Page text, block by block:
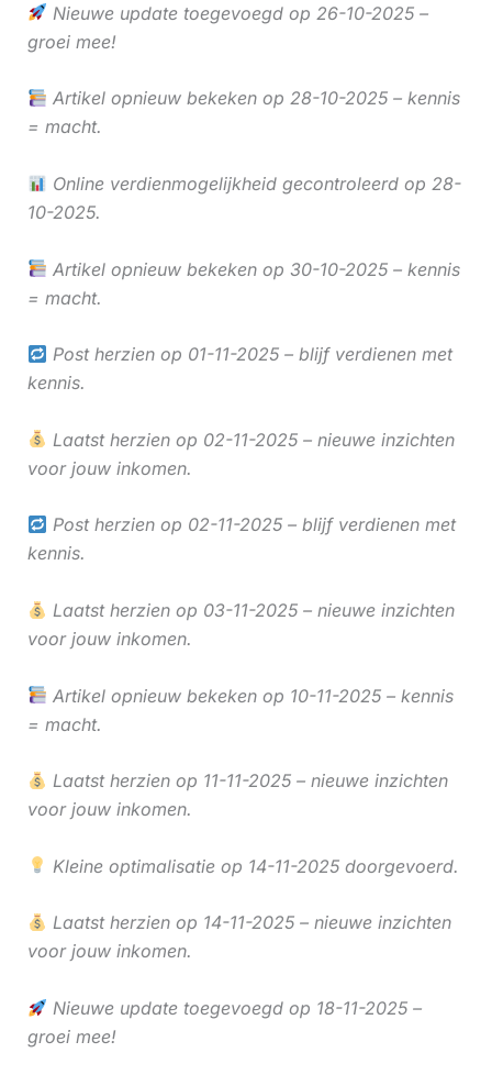
Nieuwe update toegevoegd op 26-10-2025 –
groei mee!
Artikel opnieuw bekeken op 28-10-2025 – kennis
= macht.
Online verdienmogelijkheid gecontroleerd op 28-
10-2025.
Artikel opnieuw bekeken op 30-10-2025 – kennis
= macht.
Post herzien op 01-11-2025 – blijf verdienen met
kennis.
Laatst herzien op 02-11-2025 – nieuwe inzichten
voor jouw inkomen.
Post herzien op 02-11-2025 – blijf verdienen met
kennis.
Laatst herzien op 03-11-2025 – nieuwe inzichten
voor jouw inkomen.
Artikel opnieuw bekeken op 10-11-2025 – kennis
= macht.
Laatst herzien op 11-11-2025 – nieuwe inzichten
voor jouw inkomen.
Kleine optimalisatie op 14-11-2025 doorgevoerd.
Laatst herzien op 14-11-2025 – nieuwe inzichten
voor jouw inkomen.
Nieuwe update toegevoegd op 18-11-2025 –
groei mee!